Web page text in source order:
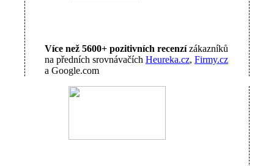
Více než 5600+ pozitivních recenzízákazníků
na předních srovnávačích Heureka.cz, Firmy.cz
a Google.com